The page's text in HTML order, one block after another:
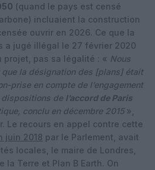
(quand le pays est censé
incluaient la construction
censée ouvrir en 2026. Ce que la
a jugé illégal le 27 février 2020
projet, pas sa légalité : « Nous
que la désignation des [plans] était
prise en compte de l’engagement
dispositions de l’accord de Paris
conclu en décembre 2015»,
Le recours en appel contre cette
juin 2018 par le Parlement, avait
locales, le maire de Londres,
la Terre et Plan B Earth. On